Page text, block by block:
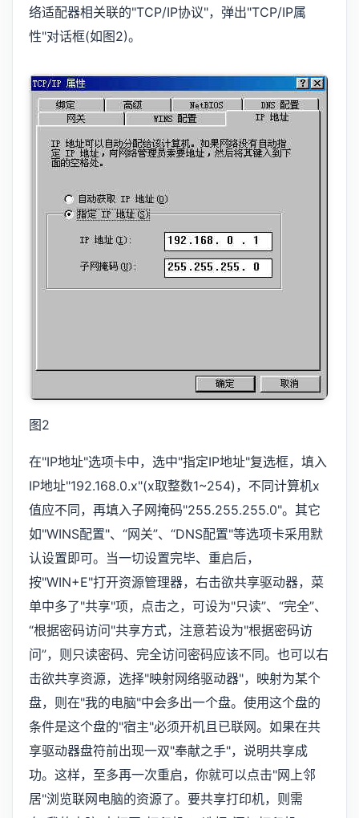
络适配器相关联的"TCP/IP协议"，弹出"TCP/IP属
性"对话框(如图2)。
图2
在"IP地址"选项卡中，选中"指定IP地址"复选框，填入
IP地址"192.168.0.x"(x取整数1~254)，不同计算机x
值应不同，再填入子网掩码"255.255.255.0"。其它
如"WINS配置"、“网关”、“DNS配置"等选项卡采用默
认设置即可。当一切设置完毕、重启后，
按"WIN+E"打开资源管理器，右击欲共享驱动器，菜
单中多了"共享"项，点击之，可设为"只读”、“完全”、
“根据密码访问"共享方式，注意若设为"根据密码访
问”，则只读密码、完全访问密码应该不同。也可以右
击欲共享资源，选择"映射网络驱动器"，映射为某个
盘，则在"我的电脑"中会多出一个盘。使用这个盘的
条件是这个盘的"宿主"必须开机且已联网。如果在共
享驱动器盘符前出现一双"奉献之手"，说明共享成
功。这样，至多再一次重启，你就可以点击"网上邻
居"浏览联网电脑的资源了。要共享打印机，则需